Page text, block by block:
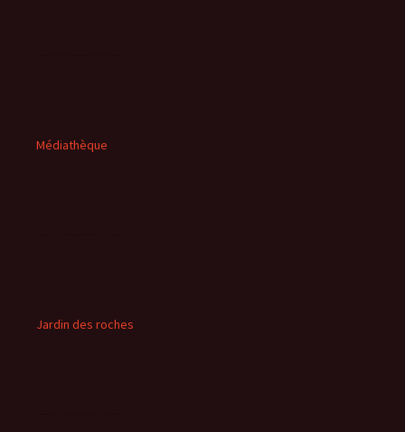
Médiathèque
Jardin des roches